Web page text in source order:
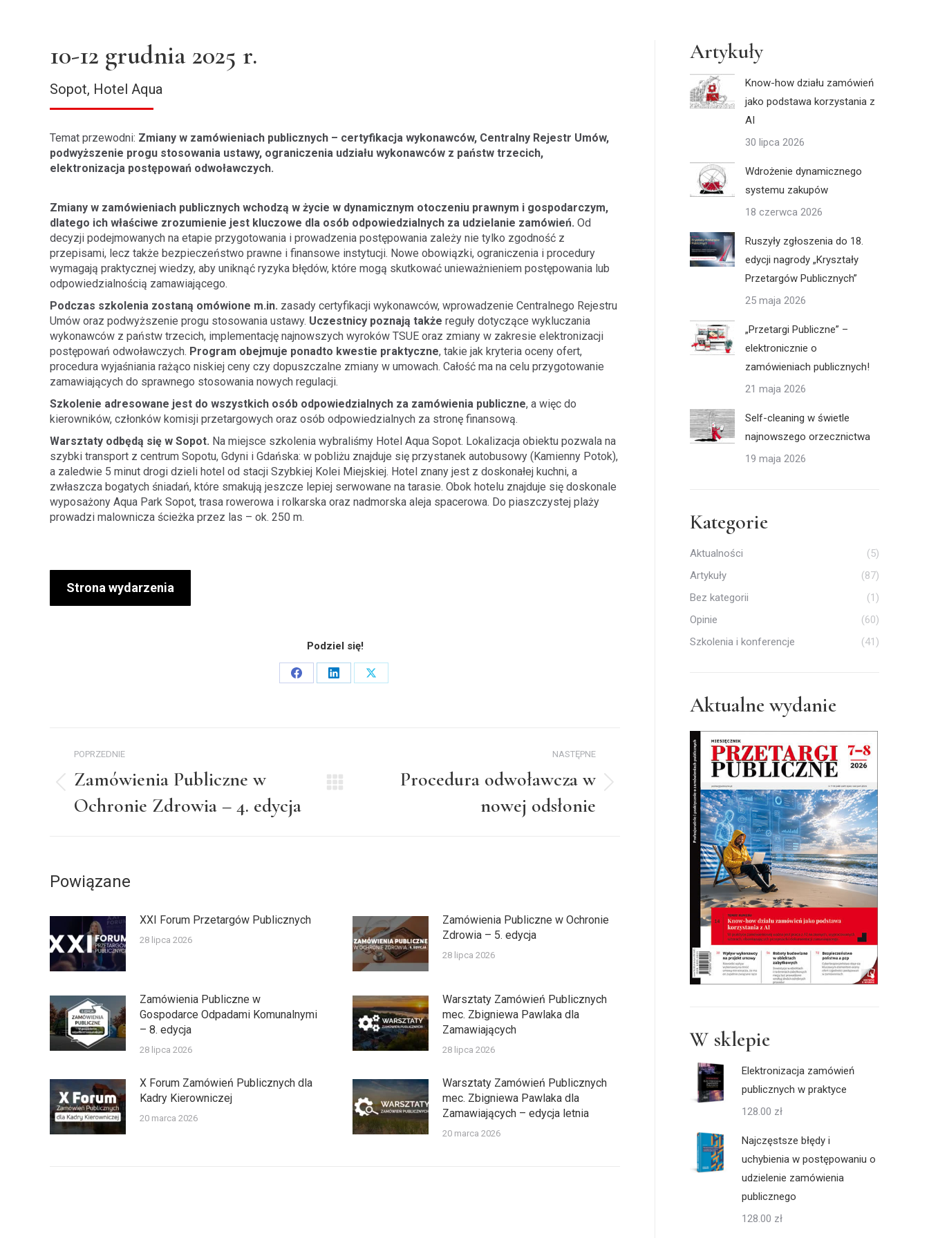
10-12 grudnia 2025 r.
Sopot, Hotel Aqua
Temat przewodni: Zmiany w zamówieniach publicznych – certyfikacja wykonawców, Centralny Rejestr Umów,
podwyższenie progu stosowania ustawy, ograniczenia udziału wykonawców z państw trzecich,
elektronizacja postępowań odwoławczych.
Zmiany w zamówieniach publicznych wchodzą w życie w dynamicznym otoczeniu prawnym i gospodarczym,
dlatego ich właściwe zrozumienie jest kluczowe dla osób odpowiedzialnych za udzielanie zamówień. Od
decyzji podejmowanych na etapie przygotowania i prowadzenia postępowania zależy nie tylko zgodność z
przepisami, lecz także bezpieczeństwo prawne i finansowe instytucji. Nowe obowiązki, ograniczenia i procedury
wymagają praktycznej wiedzy, aby uniknąć ryzyka błędów, które mogą skutkować unieważnieniem postępowania lub
odpowiedzialnością zamawiającego.
Podczas szkolenia zostaną omówione m.in. zasady certyfikacji wykonawców, wprowadzenie Centralnego Rejestru
Umów oraz podwyższenie progu stosowania ustawy. Uczestnicy poznają także reguły dotyczące wykluczania
wykonawców z państw trzecich, implementację najnowszych wyroków TSUE oraz zmiany w zakresie elektronizacji
postępowań odwoławczych. Program obejmuje ponadto kwestie praktyczne, takie jak kryteria oceny ofert,
procedura wyjaśniania rażąco niskiej ceny czy dopuszczalne zmiany w umowach. Całość ma na celu przygotowanie
zamawiających do sprawnego stosowania nowych regulacji.
Szkolenie adresowane jest do wszystkich osób odpowiedzialnych za zamówienia publiczne, a więc do
kierowników, członków komisji przetargowych oraz osób odpowiedzialnych za stronę finansową.
Warsztaty odbędą się w Sopot. Na miejsce szkolenia wybraliśmy Hotel Aqua Sopot. Lokalizacja obiektu pozwala na
szybki transport z centrum Sopotu, Gdyni i Gdańska: w pobliżu znajduje się przystanek autobusowy (Kamienny Potok),
a zaledwie 5 minut drogi dzieli hotel od stacji Szybkiej Kolei Miejskiej. Hotel znany jest z doskonałej kuchni, a
zwłaszcza bogatych śniadań, które smakują jeszcze lepiej serwowane na tarasie. Obok hotelu znajduje się doskonale
wyposażony Aqua Park Sopot, trasa rowerowa i rolkarska oraz nadmorska aleja spacerowa. Do piaszczystej plaży
prowadzi malownicza ścieżka przez las – ok. 250 m.
Strona wydarzenia
Podziel się!
Share
Share
Share
wpisów
POPRZEDNIE
Poprzedni
wpis:
Zamówienia Publiczne w
Ochronie Zdrowia – 4. edycja
NASTĘPNE
NastępnyProcedura odwoławcza w
nowej odsłonie
Powiązane
XXI Forum Przetargów Publicznych
28 lipca 2026
Zamówienia Publiczne w Ochronie
Zdrowia – 5. edycja
28 lipca 2026
Zamówienia Publiczne w
Gospodarce Odpadami Komunalnymi
– 8. edycja
28 lipca 2026
Warsztaty Zamówień Publicznych
mec. Zbigniewa Pawlaka dla
Zamawiających
28 lipca 2026
X Forum Zamówień Publicznych dla
Kadry Kierowniczej
20 marca 2026
Warsztaty Zamówień Publicznych
mec. Zbigniewa Pawlaka dla
Zamawiających – edycja letnia
20 marca 2026
Artykuły
Know-how działu zamówień
jako podstawa korzystania z
AI
30 lipca 2026
Wdrożenie dynamicznego
systemu zakupów
18 czerwca 2026
Ruszyły zgłoszenia do 18.
edycji nagrody „Kryształy
Przetargów Publicznych”
25 maja 2026
„Przetargi Publiczne” –
elektronicznie o
zamówieniach publicznych!
21 maja 2026
Self-cleaning w świetle
najnowszego orzecznictwa
19 maja 2026
Kategorie
Aktualności
(5)
Artykuły
(87)
Bez kategorii
(1)
Opinie
(60)
Szkolenia i konferencje
(41)
Aktualne wydanie
W sklepie
Elektronizacja zamówień
publicznych w praktyce
128.00 zł
Najczęstsze błędy i
uchybienia w postępowaniu o
udzielenie zamówienia
publicznego
128.00 zł